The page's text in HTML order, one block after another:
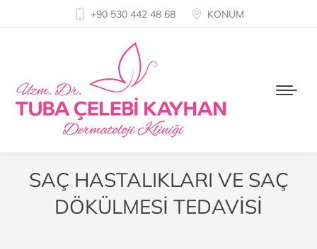
+90 530 442 48 68 KONUM
SAÇ HASTALIKLARI VE SAÇ
DÖKÜLMESİ TEDAVİSİ